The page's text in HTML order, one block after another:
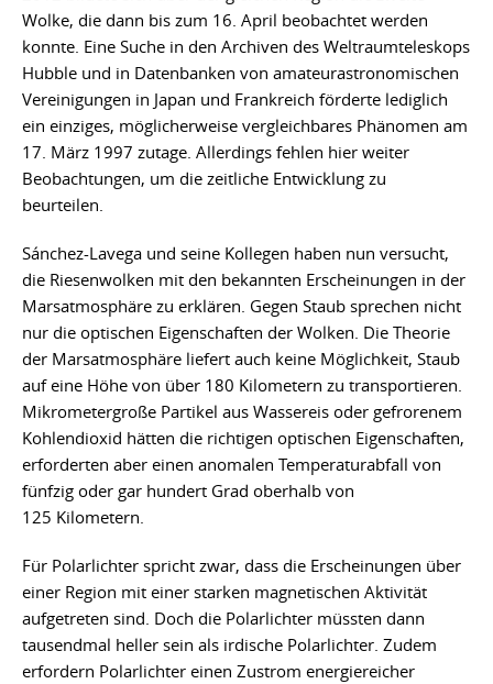
Wolke, die dann bis zum 16. April beobachtet werden
konnte. Eine Suche in den Archiven des Weltraumteleskops
Hubble und in Datenbanken von amateurastronomischen
Vereinigungen in Japan und Frankreich förderte lediglich
ein einziges, möglicherweise vergleichbares Phänomen am
17. März 1997 zutage. Allerdings fehlen hier weiter
Beobachtungen, um die zeitliche Entwicklung zu
beurteilen.
Sánchez-Lavega und seine Kollegen haben nun versucht,
die Riesenwolken mit den bekannten Erscheinungen in der
Marsatmosphäre zu erklären. Gegen Staub sprechen nicht
nur die optischen Eigenschaften der Wolken. Die Theorie
der Marsatmosphäre liefert auch keine Möglichkeit, Staub
auf eine Höhe von über 180 Kilometern zu transportieren.
Mikrometergroße Partikel aus Wassereis oder gefrorenem
Kohlendioxid hätten die richtigen optischen Eigenschaften,
erforderten aber einen anomalen Temperaturabfall von
fünfzig oder gar hundert Grad oberhalb von
125 Kilometern.
Für Polarlichter spricht zwar, dass die Erscheinungen über
einer Region mit einer starken magnetischen Aktivität
aufgetreten sind. Doch die Polarlichter müssten dann
tausendmal heller sein als irdische Polarlichter. Zudem
erfordern Polarlichter einen Zustrom energiereicher